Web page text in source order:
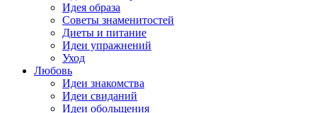
Идея образа
Советы знаменитостей
Диеты и питание
Идеи упражнений
Уход
Любовь
Идеи знакомства
Идеи свиданий
Идеи обольщения